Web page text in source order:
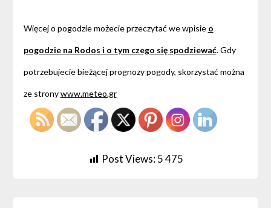
Więcej o pogodzie możecie przeczytać we wpisie o
pogodzie na Rodos i o tym czego się spodziewać. Gdy
potrzebujecie bieżącej prognozy pogody, skorzystać można
ze stronywww.meteo.gr
Post Views:5 475